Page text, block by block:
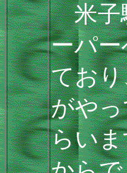
米子
ーパ
てお
がや
らい